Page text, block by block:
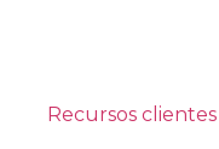
Recursos clientes